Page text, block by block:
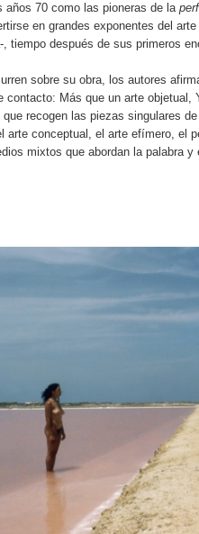
años 70 como las pioneras de la
en grandes exponentes del
tiempo después de sus primeros
sobre su obra, los autores
contacto: Más que un arte objetual,
recogen las piezas singulares
arte conceptual, el arte efímero, el
mixtos que abordan la palabra